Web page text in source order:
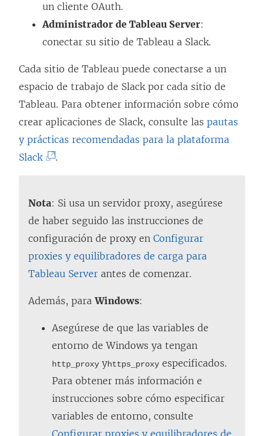
un cliente OAuth.
Administrador de Tableau Server:
conectar su sitio de Tableau a Slack.
Cada sitio de Tableau puede conectarse a un
espacio de trabajo de Slack por cada sitio de
Tableau. Para obtener información sobre cómo
crear aplicaciones de Slack, consulte las pautas
y prácticas recomendadas para la plataforma
Slack(
e
n
l
a
c
e
e
.
Nota: Si usa un servidor proxy, asegúrese
de haber seguido las instrucciones de
configuración de proxy en Configurar
proxies y equilibradores de carga para
Tableau Server antes de comenzar.
Además, paraWindows:
Asegúrese de que las variables de
entorno de Windows ya tengan
http_proxy yhttps_proxy especificados.
Para obtener más información e
instrucciones sobre cómo especificar
variables de entorno, consulte
Configurar proxies y equilibradores de